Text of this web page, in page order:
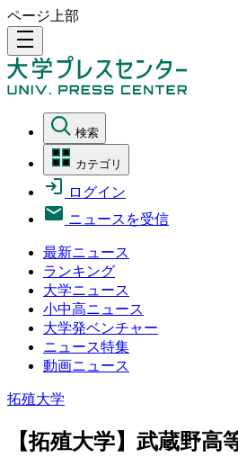
ページ上部
density_medium
検索
カテゴリ
ログイン
ニュースを受信
最新ニュース
ランキング
大学ニュース
小中高ニュース
大学発ベンチャー
ニュース特集
動画ニュース
拓殖大学
【拓殖大学】武蔵野